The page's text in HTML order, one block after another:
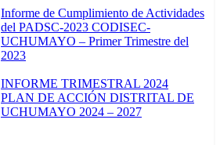
Informe de Cumplimiento de Actividades
del PADSC-2023 CODISEC-
UCHUMAYO – Primer Trimestre del
2023
INFORME TRIMESTRAL 2024
PLAN DE ACCIÓN DISTRITAL DE
UCHUMAYO 2024 – 2027